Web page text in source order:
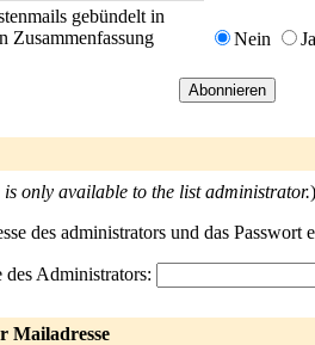
gebündelt in
Zusammenfassung
Nein Ja
only available to the list administrator.)
des administrators und das
Administrators:
Mailadresse